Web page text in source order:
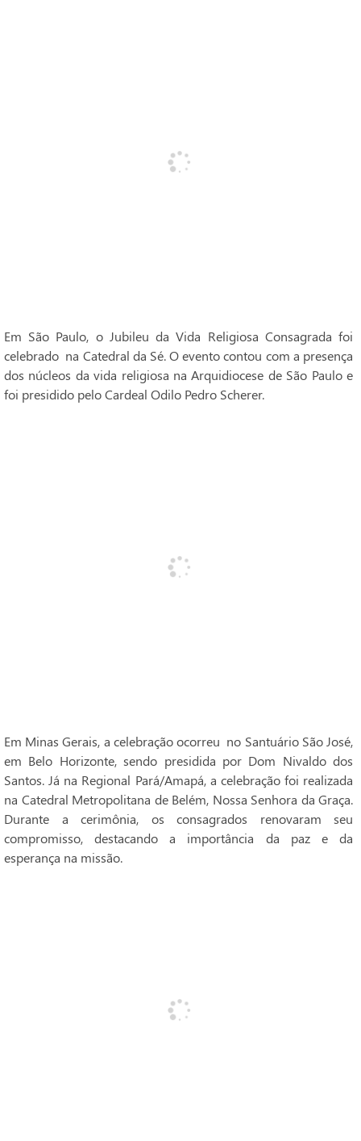
Em São Paulo, o Jubileu da Vida Religiosa Consagrada foi
celebrado na Catedral da Sé. O evento contou com a presença
dos núcleos da vida religiosa na Arquidiocese de São Paulo e
foi presidido pelo Cardeal Odilo Pedro Scherer.
Em Minas Gerais, a celebração ocorreu no Santuário São José,
em Belo Horizonte, sendo presidida por Dom Nivaldo dos
Santos. Já na Regional Pará/Amapá, a celebração foi realizada
na Catedral Metropolitana de Belém, Nossa Senhora da Graça.
Durante a cerimônia, os consagrados renovaram seu
compromisso, destacando a importância da paz e da
esperança na missão.